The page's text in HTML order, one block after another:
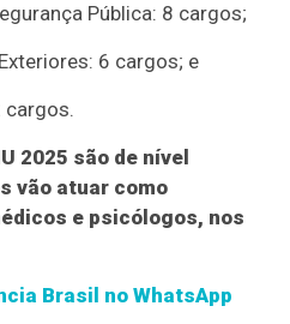
Pública: 8 cargos;
6 cargos; e
cargos.
2025 são de nível
vão atuar como
e psicólogos, nos
Brasil no WhatsApp